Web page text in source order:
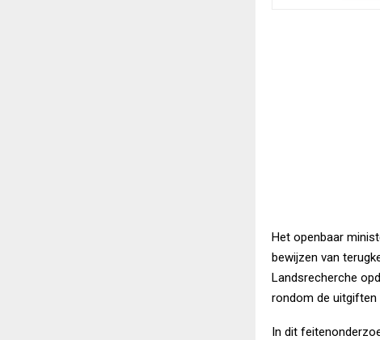
Het openbaar
bewijzen van
Landsrecherche
rondom de uitgiften
In dit